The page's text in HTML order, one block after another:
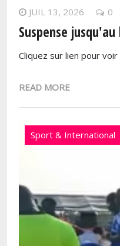
JUIL 13, 2026 0
Suspense
Cliquez sur lien pour voir
READ MORE
Sport & International